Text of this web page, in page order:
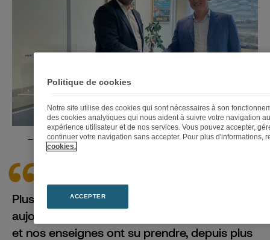
Enrique Martinez, DG de Fnac Darty et Mathieu Friedberg, PDG de
Plus de 40 millions de Français font
aujourd’hui confiance au groupe Fnac Darty,
et nos enseignes ont su prendre, depuis plus
Politique de cookies
Notre site utilise des cookies qui sont nécessaires à son
des cookies analytiques qui nous aident à suivre votre navigation
expérience utilisateur et de nos services. Vous pouvez accepter,
continuer votre navigation sans accepter. Pour plus d'informations,
cookies.
ACCEPTER